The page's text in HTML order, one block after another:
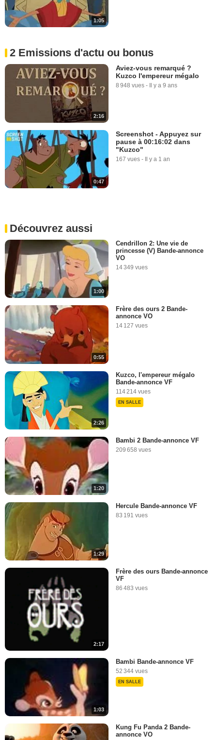
1:05
2 Emissions d'actu ou bonus
2:16
Aviez-vous remarqué ?
Kuzco l'empereur mégalo
8 948 vues - Il y a 9 ans
0:47
Screenshot - Appuyez sur
pause à 00:16:02 dans
"Kuzco"
167 vues - Il y a 1 an
Découvrez aussi
1:00
Cendrillon 2: Une vie de
princesse (V) Bande-annonce
VO
14 349 vues
0:55
Frère des ours 2 Bande-
annonce VO
14 127 vues
2:26
Kuzco, l'empereur mégalo
Bande-annonce VF
114 214 vues
EN SALLE
1:20
Bambi 2 Bande-annonce VF
209 658 vues
1:29
Hercule Bande-annonce VF
83 191 vues
2:17
Frère des ours Bande-annonce
VF
86 483 vues
1:03
Bambi Bande-annonce VF
52 344 vues
EN SALLE
Kung Fu Panda 2 Bande-
annonce VO